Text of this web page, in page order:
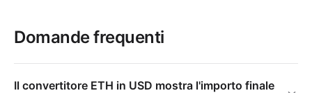
Domande frequenti
Il convertitore ETH in USD mostra l'importo finale